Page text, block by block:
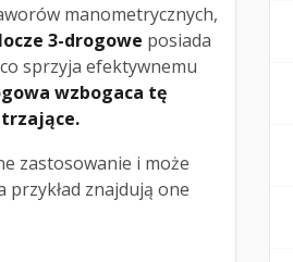
manometrycznych,
3-drogowe posiada
sprzyja efektywnemu
wzbogaca tę
zastosowanie i może
znajdują one